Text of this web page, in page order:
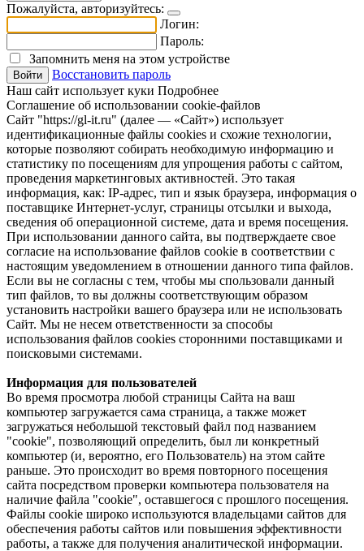
Пожалуйста, авторизуйтесь:
Логин:
Пароль:
Запомнить меня на этом устройстве
Войти
Восстановить пароль
Наш сайт использует куки Подробнее
Соглашение об использовании cookie-файлов
Сайт "https://gl-it.ru" (далее — «Сайт») использует
идентификационные файлы cookies и схожие технологии,
которые позволяют собирать необходимую информацию и
статистику по посещениям для упрощения работы с сайтом,
проведения маркетинговых активностей. Это такая
информация, как: IP-адрес, тип и язык браузера, информация о
поставщике Интернет-услуг, страницы отсылки и выхода,
сведения об операционной системе, дата и время посещения.
При использовании данного сайта, вы подтверждаете свое
согласие на использование файлов cookie в соответствии с
настоящим уведомлением в отношении данного типа файлов.
Если вы не согласны с тем, чтобы мы спользовали данный
тип файлов, то вы должны соответствующим образом
установить настройки вашего браузера или не использовать
Сайт. Мы не несем ответственности за способы
использования файлов cookies сторонними поставщиками и
поисковыми системами.
Информация для пользователей
Во время просмотра любой страницы Сайта на ваш
компьютер загружается сама страница, а также может
загружаться небольшой текстовый файл под названием
"cookie", позволяющий определить, был ли конкретный
компьютер (и, вероятно, его Пользователь) на этом сайте
раньше. Это происходит во время повторного посещения
сайта посредством проверки компьютера пользователя на
наличие файла "cookie", оставшегося с прошлого посещения.
Файлы cookie широко используются владельцами сайтов для
обеспечения работы сайтов или повышения эффективности
работы, а также для получения аналитической информации.